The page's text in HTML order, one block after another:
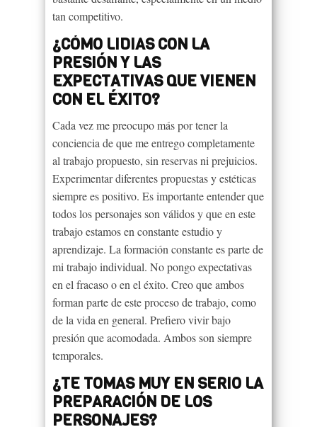
tan competitivo.
¿CÓMO LIDIAS CON LA
PRESIÓN Y LAS
EXPECTATIVAS QUE VIENEN
CON EL ÉXITO?
Cada vez me preocupo más por tener la
conciencia de que me entrego completamente
al trabajo propuesto, sin reservas ni prejuicios.
Experimentar diferentes propuestas y estéticas
siempre es positivo. Es importante entender que
todos los personajes son válidos y que en este
trabajo estamos en constante estudio y
aprendizaje. La formación constante es parte de
mi trabajo individual. No pongo expectativas
en el fracaso o en el éxito. Creo que ambos
forman parte de este proceso de trabajo, como
de la vida en general. Prefiero vivir bajo
presión que acomodada. Ambos son siempre
temporales.
¿TE TOMAS MUY EN SERIO LA
PREPARACIÓN DE LOS
PERSONAJES?